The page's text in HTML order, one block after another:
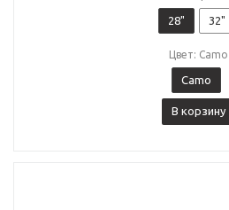
28" 32"
Цвет: Camo
Camo
В корзину